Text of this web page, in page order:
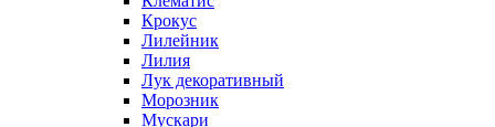
Крокус
Лилейник
Лилия
Лук декоративный
Морозник
Мускари